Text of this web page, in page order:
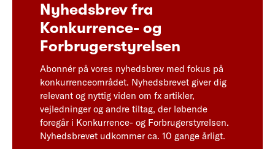
Nyhedsbrev fra
Konkurrence- og
Forbrugerstyrelsen
Abonnér på vores nyhedsbrev med fokus på
konkurrenceområdet. Nyhedsbrevet giver dig
relevant og nyttig viden om fx artikler,
vejledninger og andre tiltag, der løbende
foregår i Konkurrence- og Forbrugerstyrelsen.
Nyhedsbrevet udkommer ca. 10 gange årligt.